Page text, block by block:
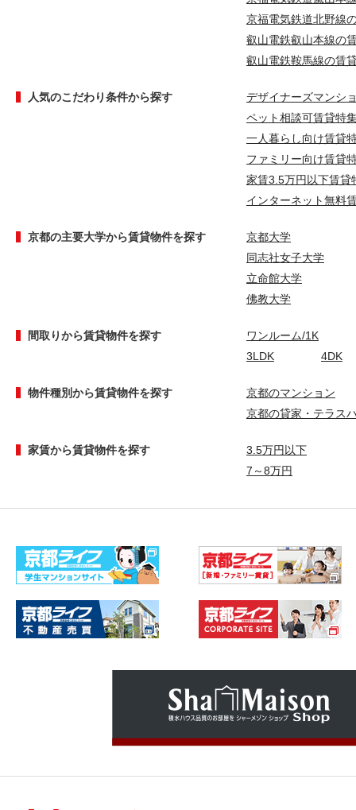
京福電気鉄道北野線
叡山電鉄叡山本線の
叡山電鉄鞍馬線の賃
人気のこだわり条件から探す
デザイナーズマンシ
ペット相談可賃貸特
一人暮らし向け賃貸
ファミリー向け賃貸
家賃3.5万円以下賃貸
インターネット無料
京都の主要大学から賃貸物件を探す
京都大学
同志社女子大学
立命館大学
佛教大学
間取りから賃貸物件を探す
ワンルーム/1K
3LDK
4DK
物件種別から賃貸物件を探す
京都のマンション
京都の貸家・テラス
家賃から賃貸物件を探す
3.5万円以下
7～8万円